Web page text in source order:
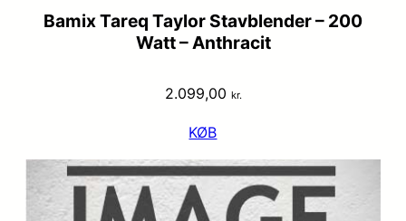
Bamix Tareq Taylor Stavblender – 200
Watt – Anthracit
2.099,00 kr.
KØB